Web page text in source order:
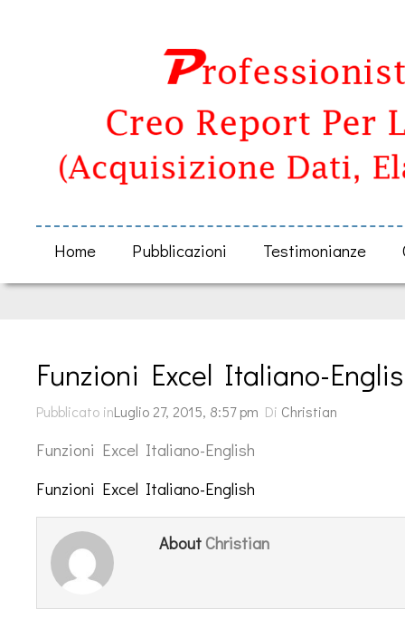
Home Pubblicazioni Testimonianze
Funzioni Excel Italiano-
Pubblicato inLuglio 27, 2015, 8:57 pm Di Christian
Funzioni Excel Italiano-English
Funzioni Excel Italiano-English
About Christian